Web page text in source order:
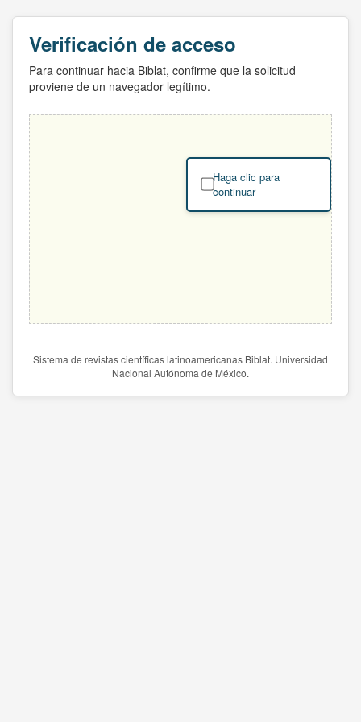
Verificación de acceso
Para continuar hacia Biblat, confirme que la solicitud
proviene de un navegador legítimo.
Haga clic para
continuar
Sistema de revistas científicas latinoamericanas Biblat. Universidad
Nacional Autónoma de México.